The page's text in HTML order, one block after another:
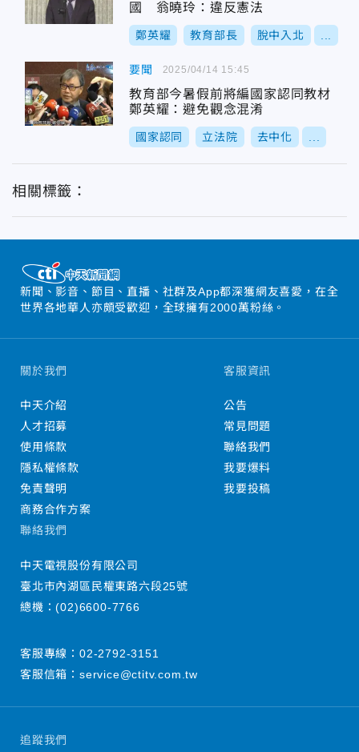
國 翁曉玲：違反憲法
鄭英耀 教育部長 脫中入北
要聞
教育部今暑假前將編國家認同教材
鄭英耀：避免觀念混淆
國家認同 立法院 去中化
2025/04/14 15:45
相關標籤：
新聞、影音、節目、直播、社群及App都深獲網友喜愛，在全
世界各地華人亦頗受歡迎，全球擁有2000萬粉絲。
追蹤我們
關於我們
中天介紹
人才招募
使用條款
隱私權條款
免責聲明
商務合作方案
客服資訊
公告
常見問題
聯絡我們
我要爆料
我要投稿
聯絡我們
中天電視股份有限公司
臺北市內湖區民權東路六段25號
總機：(02)6600-7766
客服專線： 02-2792-3151
客服信箱： service@ctitv.com.tw